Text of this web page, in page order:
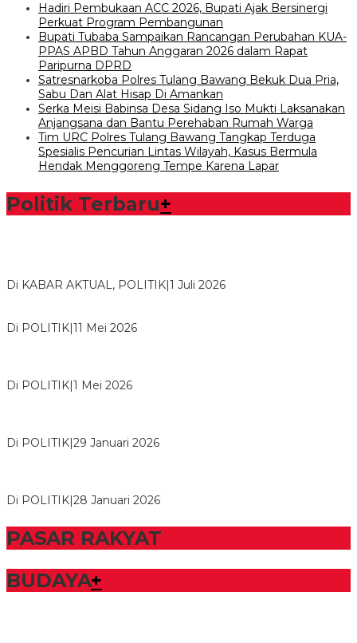
Hadiri Pembukaan ACC 2026, Bupati Ajak Bersinergi
Perkuat Program Pembangunan
Bupati Tubaba Sampaikan Rancangan Perubahan KUA-
PPAS APBD Tahun Anggaran 2026 dalam Rapat
Paripurna DPRD
Satresnarkoba Polres Tulang Bawang Bekuk Dua Pria,
Sabu Dan Alat Hisap Di Amankan
Serka Meisi Babinsa Desa Sidang Iso Mukti Laksanakan
Anjangsana dan Bantu Perehaban Rumah Warga
Tim URC Polres Tulang Bawang Tangkap Terduga
Spesialis Pencurian Lintas Wilayah, Kasus Bermula
Hendak Menggoreng Tempe Karena Lapar
Politik Terbaru+
Di KABAR AKTUAL, POLITIK 1 Juli 2026
Di POLITIK 11 Mei 2026
Di POLITIK 1 Mei 2026
Di POLITIK 29 Januari 2026
Di POLITIK 28 Januari 2026
PASAR RAKYAT
BUDAYA+